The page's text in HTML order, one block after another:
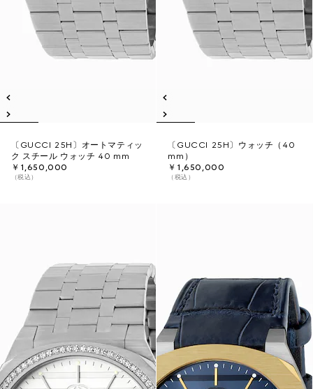
〔GUCCI 25H〕オートマティッ
ク スチール ウォッチ 40 mm
￥1,650,000
（税込）
〔GUCCI 25H〕ウォッチ（40
mm）
￥1,650,000
（税込）